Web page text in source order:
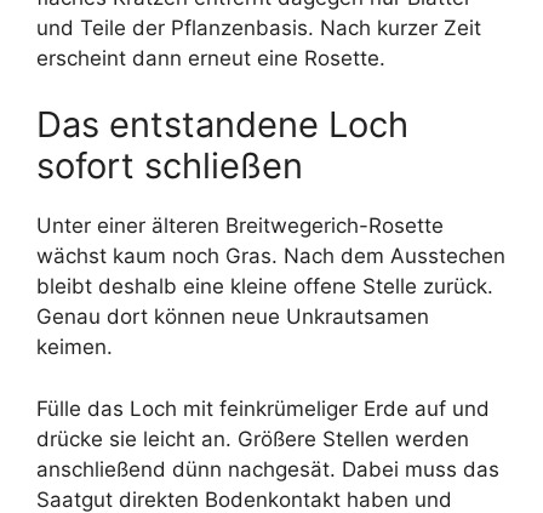
und Teile der Pflanzenbasis. Nach kurzer Zeit
erscheint dann erneut eine Rosette.
Das entstandene Loch
sofort schließen
Unter einer älteren Breitwegerich-Rosette
wächst kaum noch Gras. Nach dem Ausstechen
bleibt deshalb eine kleine offene Stelle zurück.
Genau dort können neue Unkrautsamen
keimen.
Fülle das Loch mit feinkrümeliger Erde auf und
drücke sie leicht an. Größere Stellen werden
anschließend dünn nachgesät. Dabei muss das
Saatgut direkten Bodenkontakt haben und